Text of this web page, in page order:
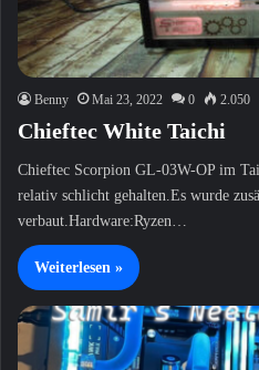
Benny Mai 23, 2022 0 2.050
Chieftec White Taichi
Chieftec Scorpion GL-03W-OP im
relativ schlicht gehalten.Es wurde
verbaut.Hardware:Ryzen…
Weiterlesen »